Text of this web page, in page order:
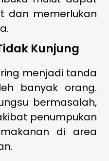
dan memerlukan
Kunjung
menjadi tanda
banyak orang.
bermasalah,
penumpukan
di area